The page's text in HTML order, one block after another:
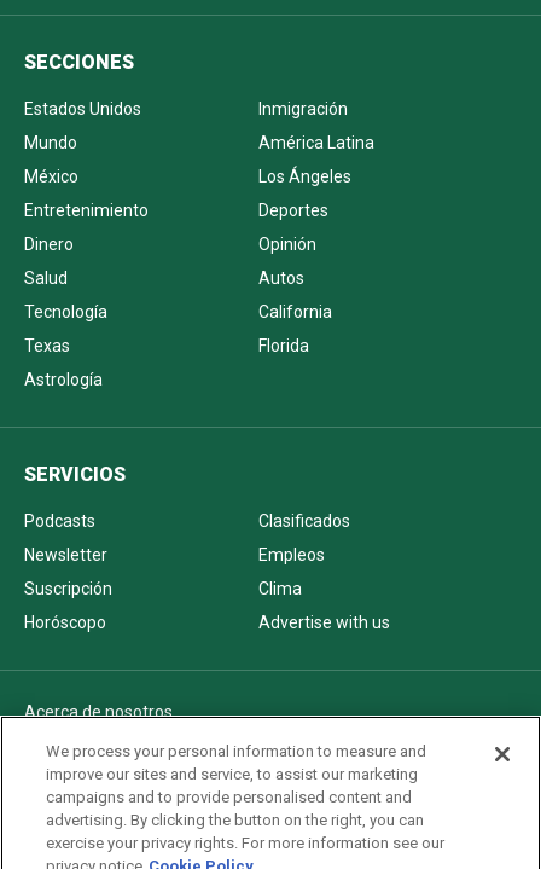
SECCIONES
Estados Unidos
Inmigración
Mundo
América Latina
México
Los Ángeles
Entretenimiento
Deportes
Dinero
Opinión
Salud
Autos
Tecnología
California
Texas
Florida
Astrología
SERVICIOS
Podcasts
Clasificados
Newsletter
Empleos
Suscripción
Clima
Horóscopo
Advertise with us
Acerca de nosotros
Politica de privacidad
Pautas Editoriales
AdChoices
Advertise with us
We process your personal information to measure and
improve our sites and service, to assist our marketing
campaigns and to provide personalised content and
advertising. By clicking the button on the right, you can
exercise your privacy rights. For more information see our